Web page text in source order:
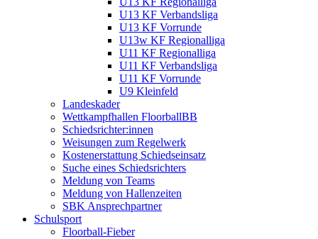
U13 KF Verbandsliga
U13 KF Vorrunde
U13w KF Regionalliga
U11 KF Regionalliga
U11 KF Verbandsliga
U11 KF Vorrunde
U9 Kleinfeld
Landeskader
Wettkampfhallen FloorballBB
Schiedsrichter:innen
Weisungen zum Regelwerk
Kostenerstattung Schiedseinsatz
Suche eines Schiedsrichters
Meldung von Teams
Meldung von Hallenzeiten
SBK Ansprechpartner
Schulsport
Floorball-Fieber